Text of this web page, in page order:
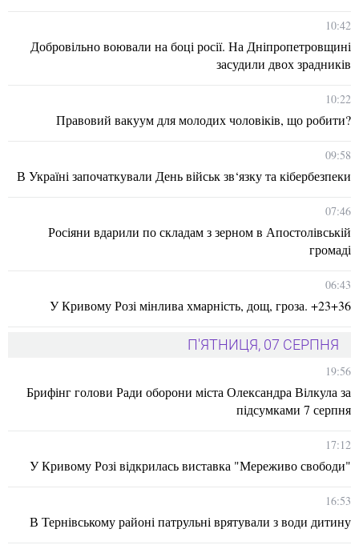
10:42
Добровільно воювали на боці росії. На Дніпропетровщині
засудили двох зрадників
10:22
Правовий вакуум для молодих чоловіків, що робити?
09:58
В Україні започаткували День військ зв‘язку та кібербезпеки
07:46
Росіяни вдарили по складам з зерном в Апостолівській
громаді
06:43
У Кривому Розі мінлива хмарність, дощ, гроза. +23+36
П'ЯТНИЦЯ, 07 СЕРПНЯ
19:56
Брифінг голови Ради оборони міста Олександра Вілкула за
підсумками 7 серпня
17:12
У Кривому Розі відкрилась виставка "Мереживо свободи"
16:53
В Тернівському районі патрульні врятували з води дитину